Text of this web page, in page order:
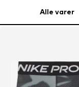
Alle varer